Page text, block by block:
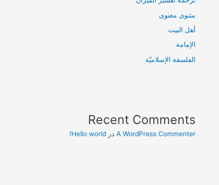
مثنوی معنوی
أهل البيت
الإمامة
الفلسفة الإسلاميّة
Recent Comments
A WordPress Commenter درHello world!